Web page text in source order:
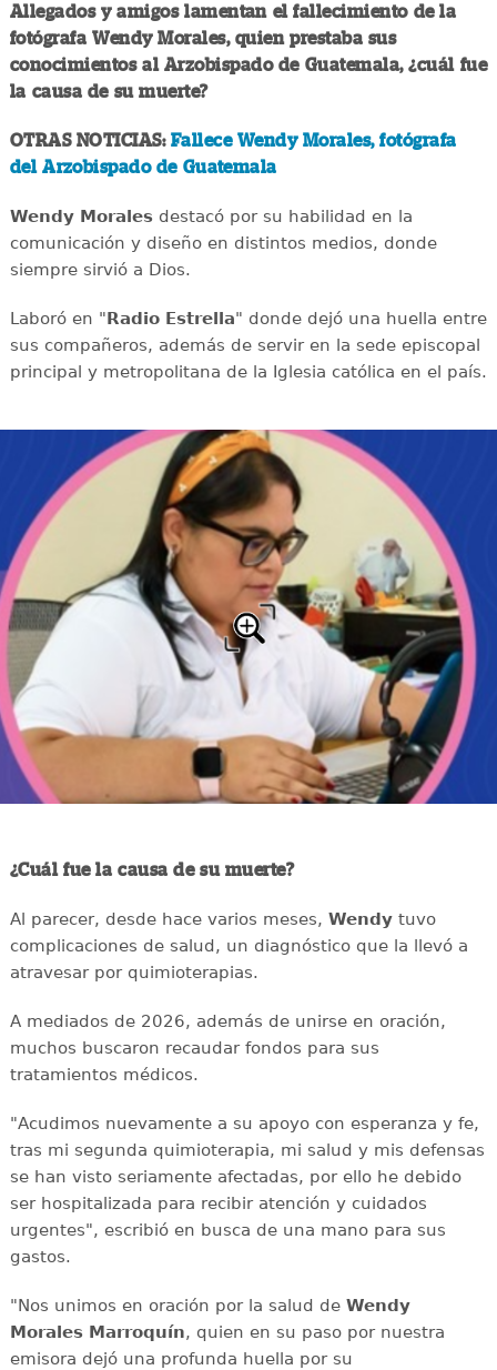
Allegados y amigos lamentan el fallecimiento de la
fotógrafa Wendy Morales, quien prestaba sus
conocimientos al Arzobispado de Guatemala, ¿cuál fue
la causa de su muerte?
OTRAS NOTICIAS: Fallece Wendy Morales, fotógrafa
del Arzobispado de Guatemala
Wendy Moralesdestacó por su habilidad en la
comunicación y diseño en distintos medios, donde
siempre sirvió a Dios.
Laboró en "Radio Estrella" donde dejó una huella entre
sus compañeros, además de servir en la sede episcopal
principal y metropolitana de la Iglesia católica en el país.
¿Cuál fue la causa de su muerte?
Al parecer, desde hace varios meses, Wendytuvo
complicaciones de salud, un diagnóstico que la llevó a
atravesar por quimioterapias.
A mediados de 2026, además de unirse en oración,
muchos buscaron recaudar fondos para sus
tratamientos médicos.
"Acudimos nuevamente a su apoyo con esperanza y fe,
tras mi segunda quimioterapia, mi salud y mis defensas
se han visto seriamente afectadas, por ello he debido
ser hospitalizada para recibir atención y cuidados
urgentes", escribió en busca de una mano para sus
gastos.
"Nos unimos en oración por la salud de Wendy
Morales Marroquín, quien en su paso por nuestra
emisora dejó una profunda huella por su